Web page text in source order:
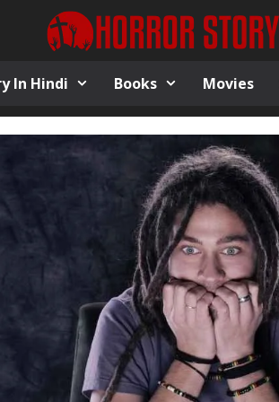
In Hindi Books Movies